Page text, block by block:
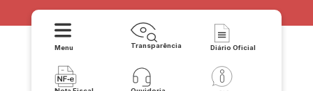
Menu Transparência Diário Oficial